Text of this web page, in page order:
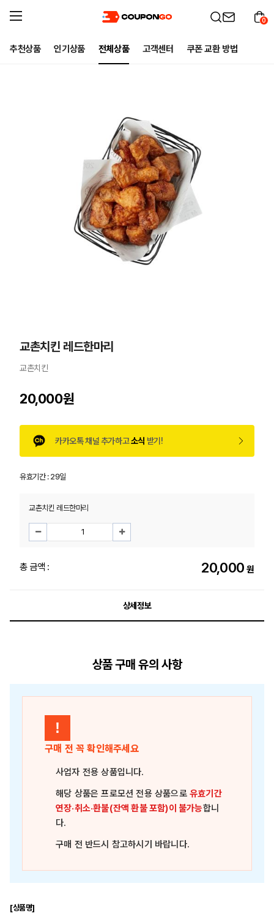
추천상품 인기상품 전체상품 고객센터 쿠폰 교환 방법
0
교촌치킨 레드한마리
교촌치킨
20,000원
카카오톡 채널 추가하고소식 받기!
유효기간 :29일
교촌치킨 레드한마리
총 금액 : 20,000 원
상세정보
상품 구매 유의 사항
!
구매 전 꼭 확인해주세요
사업자 전용 상품입니다.
해당 상품은프로모션 전용 상품으로유효기간
연장·취소·환불(잔액 환불 포함)이 불가능합니
다.
구매 전 반드시 참고하시기 바랍니다.
[상품명]